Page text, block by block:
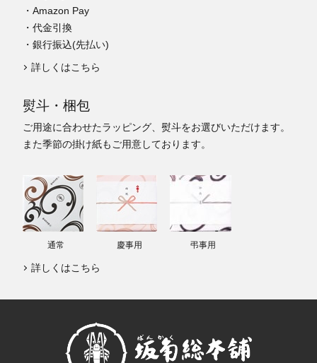
・Amazon Pay
・代金引換
・銀行振込(先払い)
詳しくはこちら
熨斗・梱包
ご用途に合わせたラッピング、熨斗をお選びいただけます。
また季節の掛け紙もご用意しております。
通常 慶事用 弔事用
詳しくはこちら